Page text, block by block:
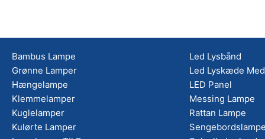
Bambus Lampe
Grønne Lamper
Hængelampe
Klemmelamper
Kuglelamper
Kulørte Lamper
Led Lysbånd
Led Lyskæde
LED Panel
Messing Lampe
Rattan Lampe